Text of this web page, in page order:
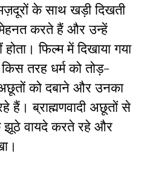
के साथ खड़ी दिखती
मेहनत करते हैं और उन्हें
फिल्म में दिखाया गया
किस तरह धर्म को तोड़-
को दबाने और उनका
हैं। ब्राह्मणवादी अछूतों से
झूठे वायदे करते रहे और